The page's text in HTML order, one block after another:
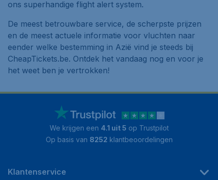
ons superhandige flight alert system.
De meest betrouwbare service, de scherpste prijzen
en de meest actuele informatie voor vluchten naar
eender welke bestemming in Azië vind je steeds bij
CheapTickets.be. Ontdek het vandaag nog en voor je
het weet ben je vertrokken!
We krijgen een 4.1 uit 5 op Trustpilot
Op basis van 8252 klantbeoordelingen
Klantenservice